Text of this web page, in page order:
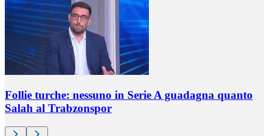
Follie turche: nessuno in Serie A guadagna quanto
Salah al Trabzonspor